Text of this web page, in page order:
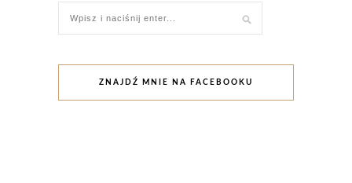
ZNAJDŹ MNIE NA FACEBOOKU